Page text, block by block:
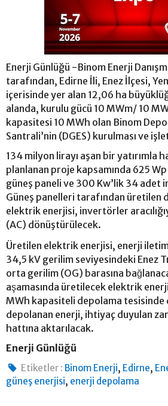
Enerji Günlüğü -Binom Enerji
tarafından, Edirne İli, Enez İlçesi,
içerisinde yer alan 12,06 ha
alanda, kurulu gücü 10 MWm/ 10
kapasitesi 10 MWh olan Binom
Santrali’nin (DGES) kurulması ve
134 milyon lirayı aşan bir yatırımla
planlanan proje kapsamında 625
güneş paneli ve 300 Kw’lik 34 adet
Güneş panelleri tarafından üretilen
elektrik enerjisi, invertörler
(AC) dönüştürülecek.
Üretilen elektrik enerjisi, enerji iletim
34,5 kV gerilim seviyesindeki Enez
orta gerilim (OG) barasına
aşamasında üretilecek elektrik
MWh kapasiteli depolama tesisinde
depolanan enerji, ihtiyaç duyulan
hattına aktarılacak.
Enerji Günlüğü
Etiketler : Binom Enerji, Edirne,
güneş enerjisi, enerji depolama